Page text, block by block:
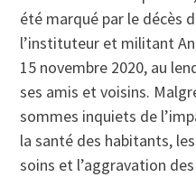
été marqué par le décès
l’instituteur et militant
15 novembre 2020, au
ses amis et voisins.
sommes inquiets de
la santé des habitants,
soins et l’aggravation